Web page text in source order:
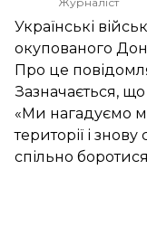
Українські
окупованого
Про це
Зазначається,
«Ми нагадуємо
території і
спільно